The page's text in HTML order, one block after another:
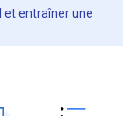
et entraîner une